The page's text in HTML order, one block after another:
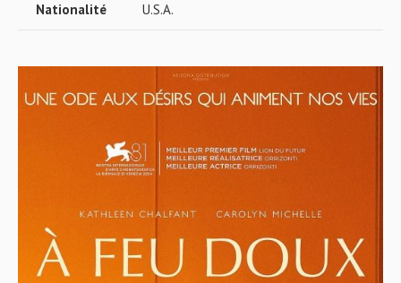
Nationalité U.S.A.